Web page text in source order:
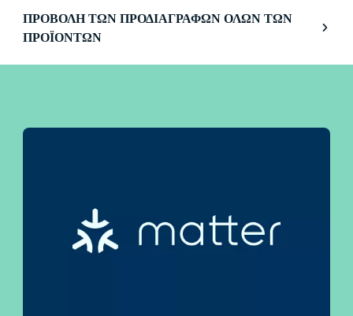
λειτουργίες φωτισμού, την έξυπνη ρύθμιση της
φωτεινότητας και τη δυνατότητα
έλεγχο ολόκληρου του συστήματός σας — ακόμα
Alexa και το Apple HomeKit για απόλυτη ευκολία
ΠΡΟΒΟΛΉ ΤΩΝ ΠΡΟΔΙΑΓΡΑΦΏΝ ΌΛΩΝ ΤΩΝ
ΠΡΟΪΌΝΤΩΝ